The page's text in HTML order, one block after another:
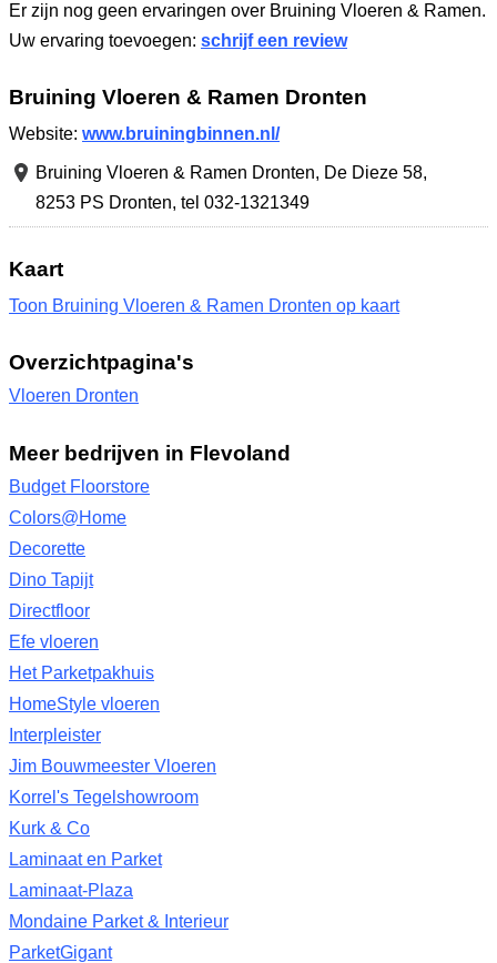
Er zijn nog geen ervaringen over Bruining Vloeren & Ramen.
Uw ervaring toevoegen: schrijf een review
Bruining Vloeren & Ramen Dronten
Website: www.bruiningbinnen.nl/
Bruining Vloeren & Ramen Dronten, De Dieze 58,
8253 PS Dronten, tel 032-1321349
Kaart
Toon Bruining Vloeren & Ramen Dronten op kaart
Overzichtpagina's
Vloeren Dronten
Meer bedrijven in Flevoland
Budget Floorstore
Colors@Home
Decorette
Dino Tapijt
Directfloor
Efe vloeren
Het Parketpakhuis
HomeStyle vloeren
Interpleister
Jim Bouwmeester Vloeren
Korrel's Tegelshowroom
Kurk & Co
Laminaat en Parket
Laminaat-Plaza
Mondaine Parket & Interieur
ParketGigant